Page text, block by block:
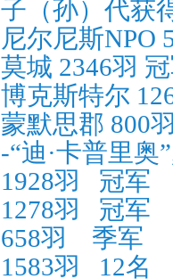
子（孙）代获
尼尔尼斯NPO
莫城 2346羽
博克斯特尔
蒙默思郡 800
-“迪·卡普里奥
1928羽
冠军
1278羽
冠军
658羽
季军
1583羽
12名